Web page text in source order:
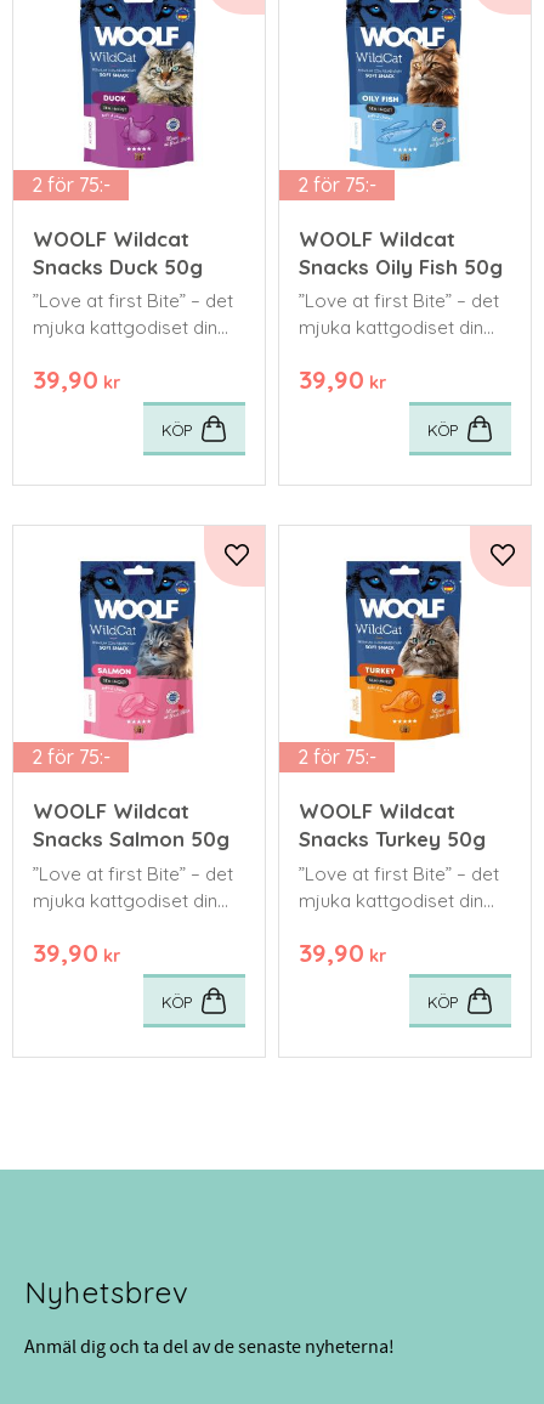
2 för 75:-
WOOLF Wildcat
Snacks Duck 50g
”Love at first Bite” – det
mjuka kattgodiset din
från första tuggan.
39,90 kr
KÖP
2 för 75:-
WOOLF Wildcat
Snacks Oily Fish 50g
”Love at first Bite” – det
mjuka kattgodiset din
från första tuggan.
39,90 kr
KÖP
2 för 75:-
WOOLF Wildcat
Snacks Salmon 50g
”Love at first Bite” – det
mjuka kattgodiset din
från första tuggan.
39,90 kr
Lägg till i favoriter
KÖP
2 för 75:-
WOOLF Wildcat
Snacks Turkey 50g
”Love at first Bite” – det
mjuka kattgodiset din
från första tuggan.
39,90 kr
KÖP
Nyhetsbrev
Anmäl dig och ta del av de senaste nyheterna!